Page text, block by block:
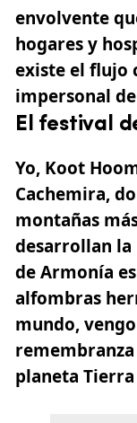
envolvente
hogares y
existe el flujo
impersonal
El festival
Yo, Koot
Cachemira,
montañas
desarrollan la
de Armonía
alfombras
mundo,
planeta